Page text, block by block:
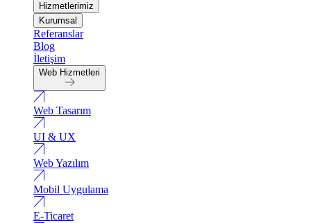
Hizmetlerimiz
Kurumsal
Referanslar
Blog
İletişim
Web Hizmetleri
Web Tasarım
UI & UX
Web Yazılım
Mobil Uygulama
E-Ticaret